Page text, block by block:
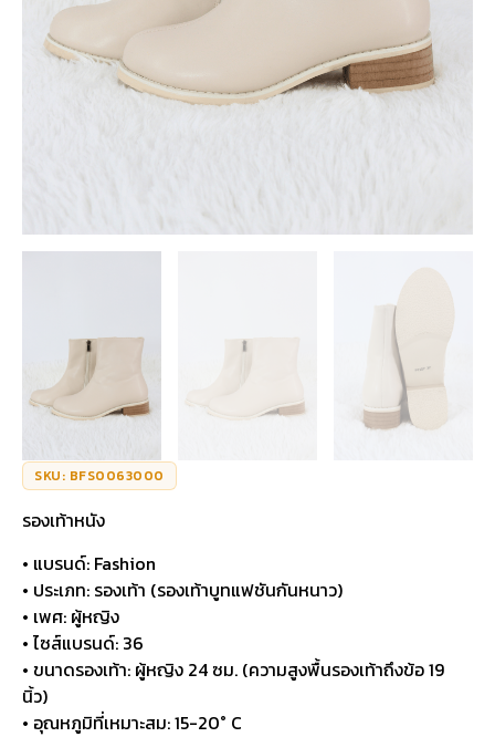
SKU: BFS0063000
รองเท้าหนัง
• แบรนด์: Fashion
• ประเภท: รองเท้า (รองเท้าบูทแฟชันกันหนาว)
• เพศ: ผู้หญิง
• ไซส์แบรนด์: 36
• ขนาดรองเท้า: ผู้หญิง 24 ซม. (ความสูงพื้นรองเท้าถึงข้อ 19
นิ้ว)
• อุณหภูมิที่เหมาะสม: 15-20° C